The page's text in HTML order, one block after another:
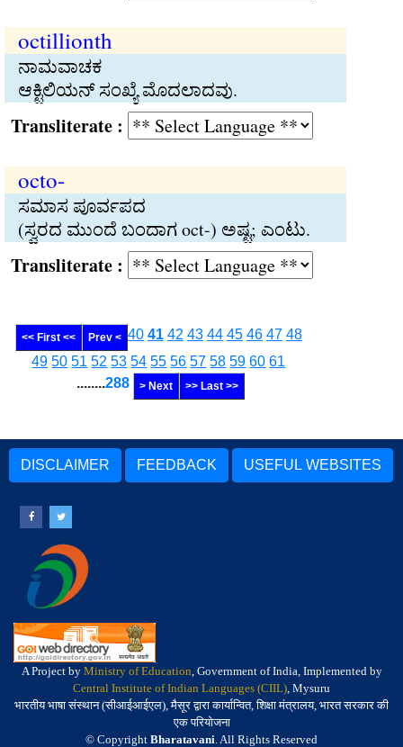
octillionth
ನಾಮವಾಚಕ
ಆಕ್ಟಿಲಿಯನ್‍ ಸಂಖ್ಯೆ ಮೊದಲಾದವು.
:
octo-
ಸಮಾಸ ಪೂರ್ವಪದ
(ಸ್ವರದ ಮುಂದೆ ಬಂದಾಗ oct-) ಅಷ್ಟ; ಎಂಟು.
:
<< First << Prev < 40 41 42 43 44 45 46 47 48
49 50 51 52 53 54 55 56 57 58 59 60 61
........288 > Next >> Last >>
DISCLAIMER FEEDBACK USEFUL WEBSITES
A Project by Ministry of Education, Government of India, Implemented by
Central Institute of Indian Languages (CIIL), Mysuru
भारतीय भाषा संस्थान (सीआईआईएल), मैसूर द्वारा कार्यान्वित, शिक्षा मंत्रालय, भारत सरकार की
एक परियोजना
© Copyright Bharatavani. All Rights Reserved